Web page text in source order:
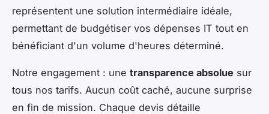
représentent une solution intermédiaire idéale,
permettant de budgétiser vos dépenses IT tout en
bénéficiant d'un volume d'heures déterminé.
Notre engagement : une transparence absolue sur
tous nos tarifs. Aucun coût caché, aucune surprise
en fin de mission. Chaque devis détaille